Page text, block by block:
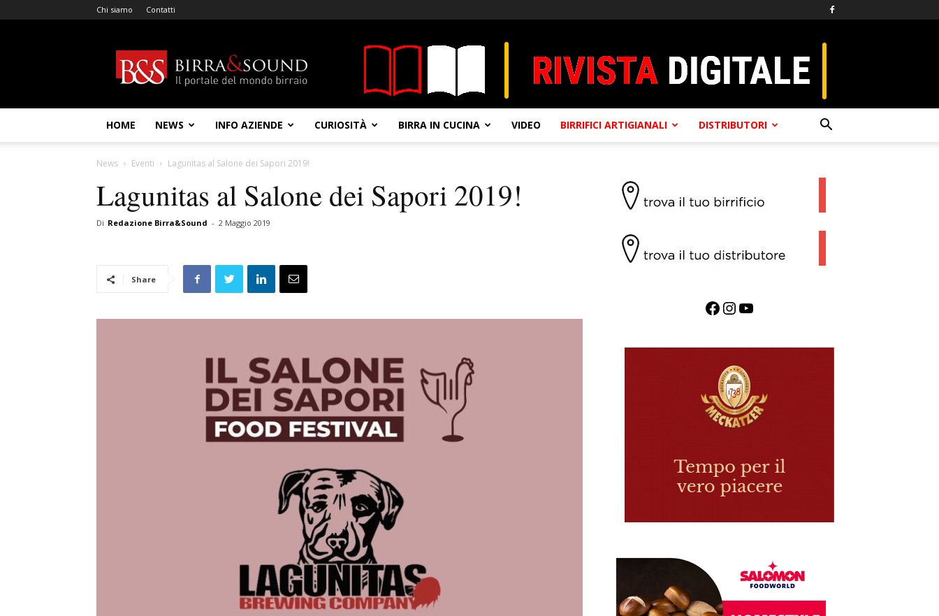
Chi siamo Contatti
&
Sound
HOME NEWS INFO AZIENDE CURIOSITÀ BIRRA IN CUCINA VIDEO BIRRIFICI ARTIGIANALI DISTRIBUTORI
News Eventi Lagunitas al Salone dei Sapori 2019!
Lagunitas al Salone dei Sapori 2019!
Di Redazione Birra&Sound - 2 Maggio 2019
Share
Facebook InstagramYouTube